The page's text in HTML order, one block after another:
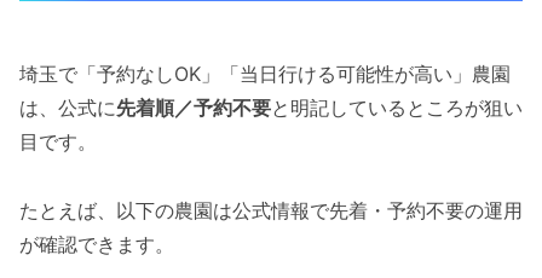
埼玉で「予約なしOK」「当日行ける可能性が高い」農園
は、公式に先着順／予約不要と明記しているところが狙い
目です。
たとえば、以下の農園は公式情報で先着・予約不要の運用
が確認できます。